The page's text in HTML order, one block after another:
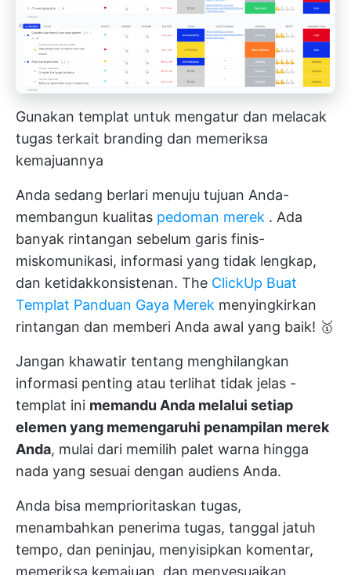
Gunakan templat untuk mengatur dan melacak
tugas terkait branding dan memeriksa
kemajuannya
Anda sedang berlari menuju tujuan Anda-
membangun kualitas pedoman merek . Ada
banyak rintangan sebelum garis finis-
miskomunikasi, informasi yang tidak lengkap,
dan ketidakkonsistenan. The ClickUp Buat
Templat Panduan Gaya Merek menyingkirkan
rintangan dan memberi Anda awal yang baik! 🥇
Jangan khawatir tentang menghilangkan
informasi penting atau terlihat tidak jelas -
templat ini memandu Anda melalui setiap
elemen yang memengaruhi penampilan merek
Anda, mulai dari memilih palet warna hingga
nada yang sesuai dengan audiens Anda.
Anda bisa memprioritaskan tugas,
menambahkan penerima tugas, tanggal jatuh
tempo, dan peninjau, menyisipkan komentar,
memeriksa kemajuan, dan menyesuaikan